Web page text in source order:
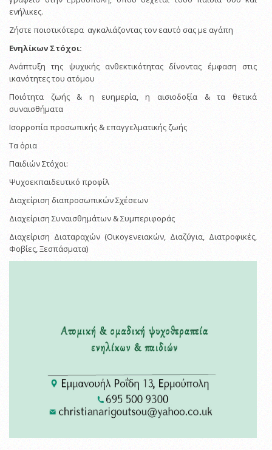
ενήλικες.
Ζήστε ποιοτικότερα αγκαλιάζοντας τον εαυτό σας με αγάπη
Ενηλίκων Στόχοι:
Ανάπτυξη της ψυχικής ανθεκτικότητας δίνοντας έμφαση στις
ικανότητες του ατόμου
Ποιότητα ζωής & η ευημερία, η αισιοδοξία & τα θετικά
συναισθήματα
Ισορροπία προσωπικής & επαγγελματικής ζωής
Τα όρια
Παιδιών Στόχοι:
Ψυχοεκπαιδευτικό προφίλ
Διαχείριση διαπροσωπικών Σχέσεων
Διαχείριση Συναισθημάτων & Συμπεριφοράς
Διαχείριση Διαταραχών (Οικογενειακών, Διαζύγια, Διατροφικές,
Φοβίες, Ξεσπάσματα)